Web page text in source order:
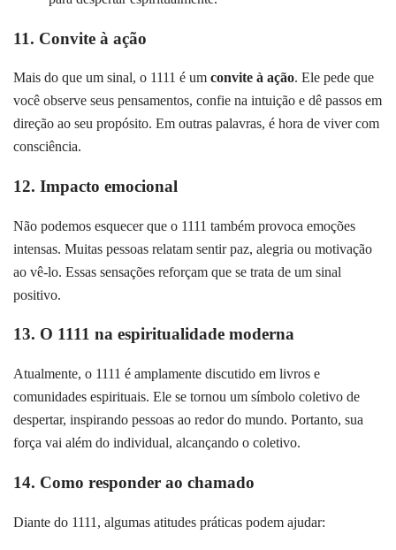
11. Convite à ação
Mais do que um sinal, o 1111 é um convite à ação. Ele pede que
você observe seus pensamentos, confie na intuição e dê passos em
direção ao seu propósito. Em outras palavras, é hora de viver com
consciência.
12. Impacto emocional
Não podemos esquecer que o 1111 também provoca emoções
intensas. Muitas pessoas relatam sentir paz, alegria ou motivação
ao vê-lo. Essas sensações reforçam que se trata de um sinal
positivo.
13. O 1111 na espiritualidade moderna
Atualmente, o 1111 é amplamente discutido em livros e
comunidades espirituais. Ele se tornou um símbolo coletivo de
despertar, inspirando pessoas ao redor do mundo. Portanto, sua
força vai além do individual, alcançando o coletivo.
14. Como responder ao chamado
Diante do 1111, algumas atitudes práticas podem ajudar: